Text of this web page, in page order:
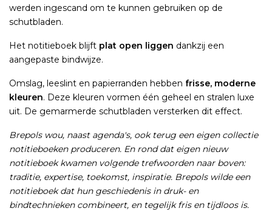
werden ingescand om te kunnen gebruiken op de
schutbladen.
Het notitieboek blijft plat open liggen dankzij een
aangepaste bindwijze.
Omslag, leeslint en papierranden hebben frisse, moderne
kleuren. Deze kleuren vormen één geheel en stralen luxe
uit. De gemarmerde schutbladen versterken dit effect.
Brepols wou, naast agenda's, ook terug een eigen collectie
notitieboeken produceren. En rond dat eigen nieuw
notitieboek kwamen volgende trefwoorden naar boven:
traditie, expertise, toekomst, inspiratie. Brepols wilde een
notitieboek dat hun geschiedenis in druk- en
bindtechnieken combineert, en tegelijk fris en tijdloos is.